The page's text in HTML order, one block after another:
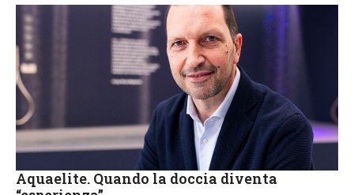
Aquaelite. Quando la doccia diventa